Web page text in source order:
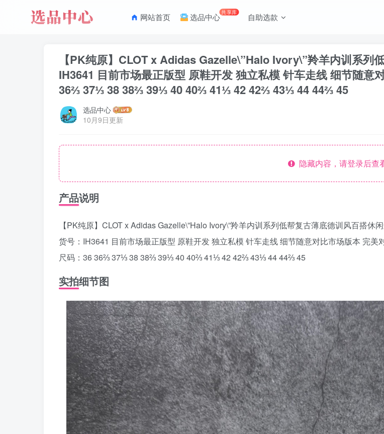
网站首页 选品中心共享库 自助选款
【PK纯原】CLOT x Adidas Gazelle\”Halo Ivory\”羚羊内训系列
IH3641 目前市场最正版型 原鞋开发 独立私模 针车走线 细节随意
36⅔ 37⅓ 38 38⅔ 39⅓ 40 40⅔ 41⅓ 42 42⅔ 43⅓ 44 44⅔ 45
选品中心
10月9日更新
隐藏内容，请登录后查
产品说明
【PK纯原】CLOT x Adidas Gazelle\”Halo Ivory\”羚羊内训系列低帮复古薄底德训风百搭休
货号：IH3641 目前市场最正版型 原鞋开发 独立私模 针车走线 细节随意对比市场版本 完美
尺码：36 36⅔ 37⅓ 38 38⅔ 39⅓ 40 40⅔ 41⅓ 42 42⅔ 43⅓ 44 44⅔ 45
实拍细节图